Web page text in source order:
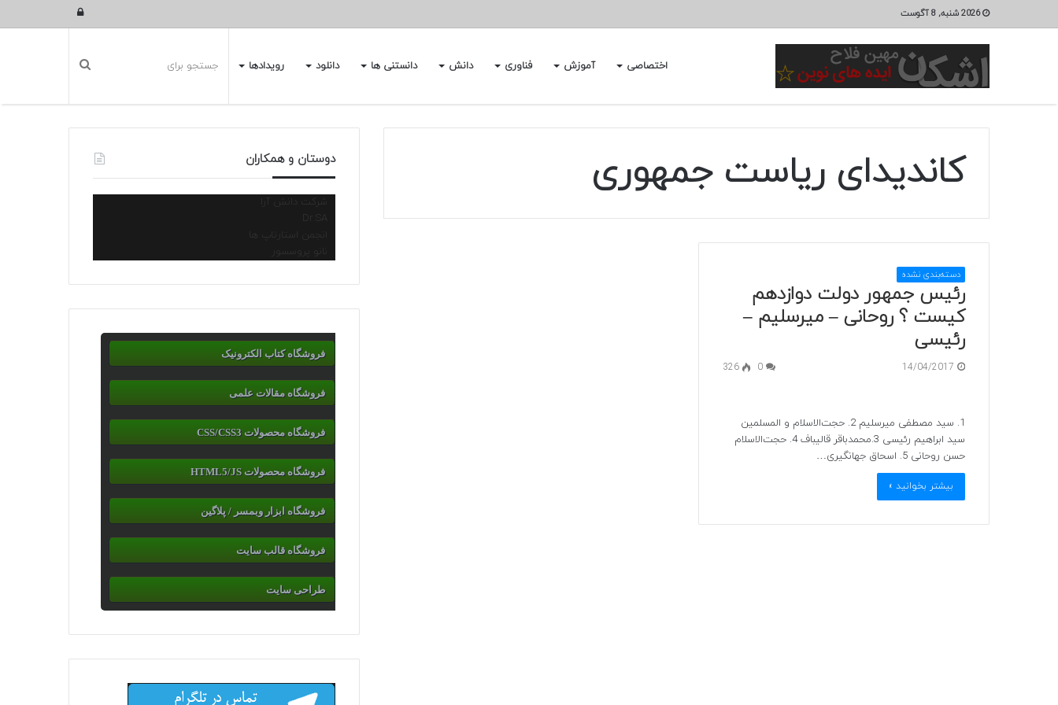
2026 شنبه, 8 آگوست ورود
اختصاصی آموزش فناوری دانش دانستنی ها دانلود رویدادها
کاندیدای ریاست جمهوری
دسته‌بندی نشده
رئیس جمهور دولت دوازدهم
کیست ؟ روحانی – میرسلیم –
رئیسی
14/04/2017
0
326
1. سید مصطفی میرسلیم 2. حجت‌الاسلام و المسلمین
سید ابراهیم رئیسی 3.محمدباقر قالیباف 4. حجت‌الاسلام
حسن روحانی 5. اسحاق جهانگیری…
بیشتر بخوانید »
دوستان و همکاران
شرکت دانش آرا
انجمن استارتاپ ها
نانو پروسسور
فروشگاه کتاب الکترونیک
فروشگاه مقالات علمی
فروشگاه محصولات CSS/CSS3
فروشگاه محصولات HTML5/JS
فروشگاه ابزار وبمسر / پلاگین
فروشگاه قالب سایت
طراحی سایت